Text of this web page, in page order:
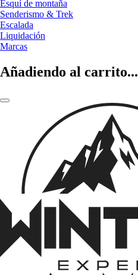
Esquí de montaña
Senderismo & Trek
Escalada
Liquidación
Marcas
Añadiendo al carrito...